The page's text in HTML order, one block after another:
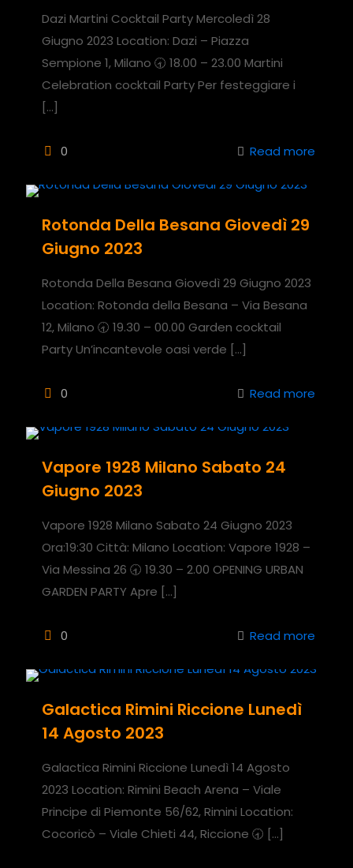
Dazi Martini Cocktail Party Mercoledì 28
Giugno 2023 Location: Dazi – Piazza
Sempione 1, Milano 🕣 18.00 – 23.00 Martini
Celebration cocktail Party Per festeggiare i
[…]
0 Read more
Rotonda Della Besana Giovedì 29
Giugno 2023
Rotonda Della Besana Giovedì 29 Giugno 2023
Location: Rotonda della Besana – Via Besana
12, Milano 🕣 19.30 – 00.00 Garden cocktail
Party Un’incantevole oasi verde […]
0 Read more
Vapore 1928 Milano Sabato 24
Giugno 2023
Vapore 1928 Milano Sabato 24 Giugno 2023
Ora:19:30 Città: Milano Location: Vapore 1928 –
Via Messina 26 🕣 19.30 – 2.00 OPENING URBAN
GARDEN PARTY Apre […]
0 Read more
Galactica Rimini Riccione Lunedì
14 Agosto 2023
Galactica Rimini Riccione Lunedì 14 Agosto
2023 Location: Rimini Beach Arena – Viale
Principe di Piemonte 56/62, Rimini Location:
Cocoricò – Viale Chieti 44, Riccione 🕣 […]